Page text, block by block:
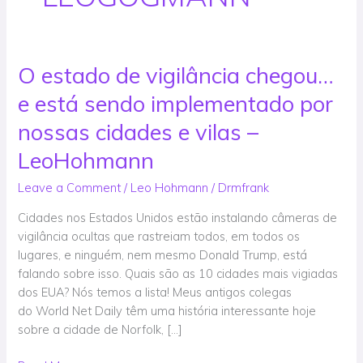
O estado de vigilância chegou…
e está sendo implementado por
nossas cidades e vilas –
LeoHohmann
Leave a Comment / Leo Hohmann / Drmfrank
Cidades nos Estados Unidos estão instalando câmeras de
vigilância ocultas que rastreiam todos, em todos os
lugares, e ninguém, nem mesmo Donald Trump, está
falando sobre isso. Quais são as 10 cidades mais vigiadas
dos EUA? Nós temos a lista! Meus antigos colegas
do World Net Daily têm uma história interessante hoje
sobre a cidade de Norfolk, […]
O
estado
de
vigilância
chegou…
e
está
implementado
por
nossas
cidades
e
vilas
–